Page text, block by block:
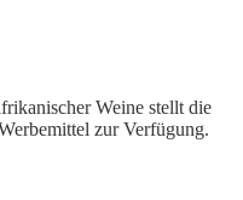
Weine stellt die
zur Verfügung.